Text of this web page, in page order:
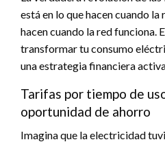
está en lo que hacen cuando la
hacen cuando la red funciona.
transformar tu consumo
una estrategia financiera
Tarifas por tiempo de
oportunidad de ahorro
Imagina que la electricidad